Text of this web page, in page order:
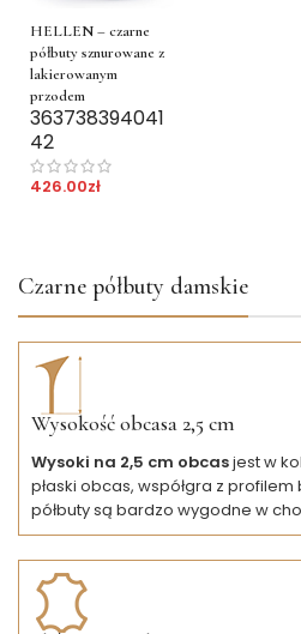
HELLEN – czarne
półbuty sznurowane z
lakierowanym
przodem
363738394041
42
426.00zł
Czarne półbuty damskie
Wysokość obcasa 2,5 cm
Wysoki na 2,5 cm obcasjest w
płaski obcas, współgra z
półbuty są bardzo wygodne w